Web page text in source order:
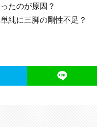
ったのが原因？
単純に三脚の剛性不足？